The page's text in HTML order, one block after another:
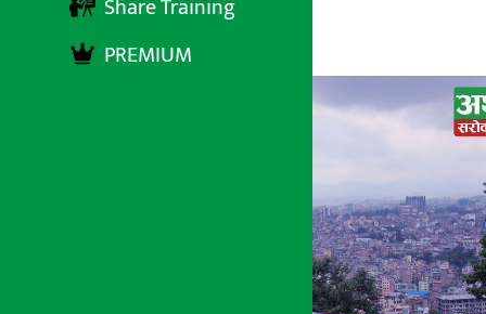
Share Training
PREMIUM